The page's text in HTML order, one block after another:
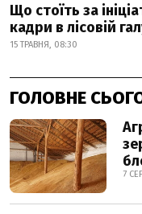
Що стоїть за
кадри в лісовій
15 ТРАВНЯ, 08:30
ГОЛОВНЕ
7